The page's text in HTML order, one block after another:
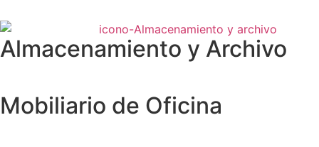
Almacenamiento y Archivo
Mobiliario de Oficina